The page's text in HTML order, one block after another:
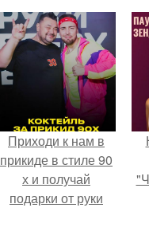
Приходи к нам в
прикиде в стиле 90
х и получай
подарки от руки